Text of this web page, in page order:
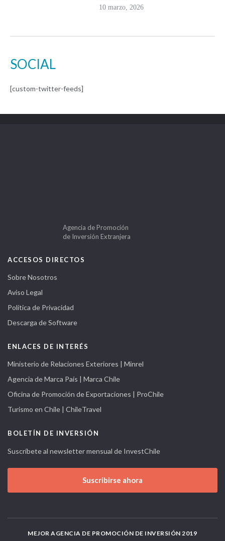
10 marzo, 2026
SOCIAL
[custom-twitter-feeds]
Agencia de Promoción
de Inversión Extranjera
ACCESOS DIRECTOS
Sobre Nosotros
Aviso Legal
Política de Privacidad
Descarga de Software
ENLACES DE INTERÉS
Ministerio de Relaciones Exteriores | Minrel
Agencia de Marca País | Marca Chile
Oficina de Promoción de Exportaciones | ProChile
Turismo en Chile | ChileTravel
BOLETÍN DE INVERSIÓN
Suscríbete al newsletter mensual de InvestChile
Suscribirse ahora
MEJOR AGENCIA DE PROMOCIÓN DE INVERSIÓN 2019